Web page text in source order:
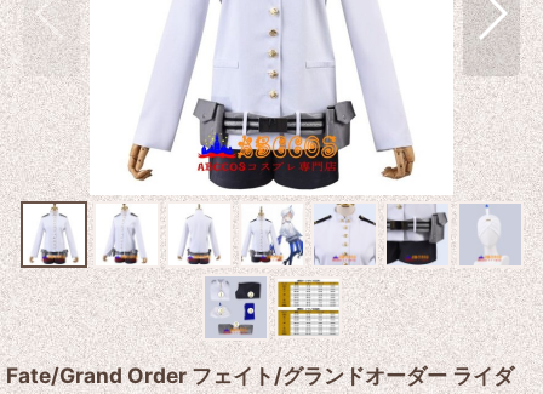
Fate/Grand Order フェイト/グランドオーダー ライダ